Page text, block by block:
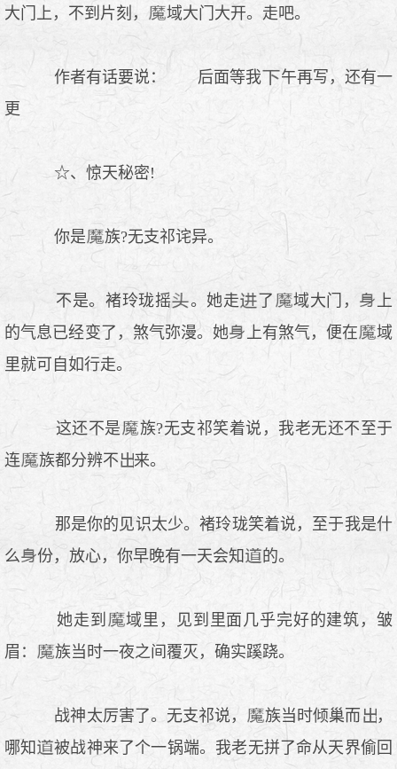
大门上，不到片刻，
域大门大开。走吧。
作者有话要说： 后面等我
午再写，还有一
更
☆、惊天秘密!
你是 族?无支祁诧异。
不是。褚玲珑摇 。她走 了 域大门，
上
的气息已经变了，煞气弥漫。她
上有煞气，便在
域
里就可自如行走。
这还不是
族?无支祁笑着说，我老无还不至于
连
族都分辨不 来。
那是你的见识太少。褚玲珑笑着说，至于我是什
么
份，放心，你早晚有一天会知 的。
她走到
域里，见到里面几乎完好的建筑，皱
眉：
族当时一夜之间覆灭，确实蹊跷。
战神太厉害了。无支祁说， 族当时倾巢而
，
哪知
被战神来了个一锅端。我老无拼了命从天界偷回